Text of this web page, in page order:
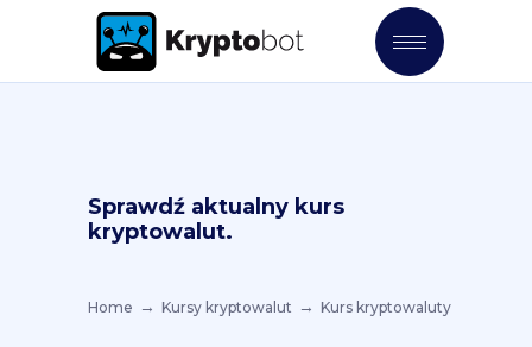
Sprawdź aktualny kurs
kryptowalut.
Home Kursy kryptowalut Kurs kryptowaluty